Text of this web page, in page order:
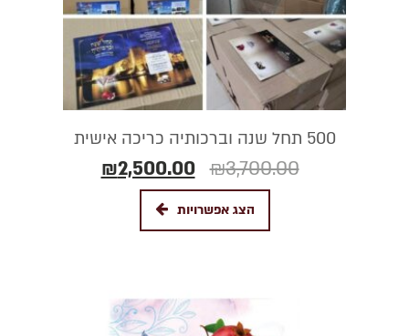
500 תחל שנה וברכותיה כריכה אישית
₪3,700.00
₪2,500.00
הצג אפשרויות